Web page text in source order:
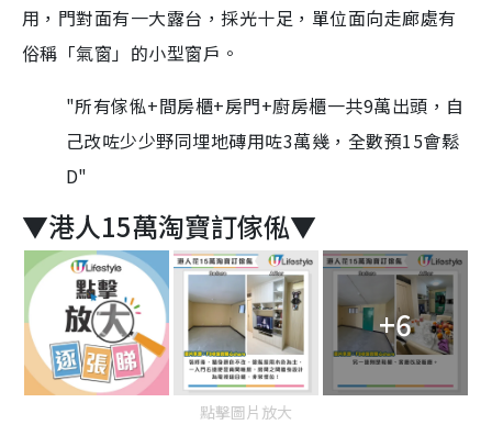
用，門對面有一大露台，採光十足，單位面向走廊處有
俗稱「氣窗」的小型窗戶。
"所有傢俬+間房櫃+房門+廚房櫃一共9萬出頭，自
己改咗少少野同埋地磚用咗3萬幾，全數預15會鬆
D"
▼港人15萬淘寶訂傢俬▼
+6
點擊圖片放大